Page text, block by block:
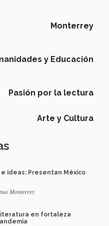
Monterrey
y Educación
Pasión por la lectura
Arte y Cultura
ideas: Presentan México
Monterrey
en fortaleza